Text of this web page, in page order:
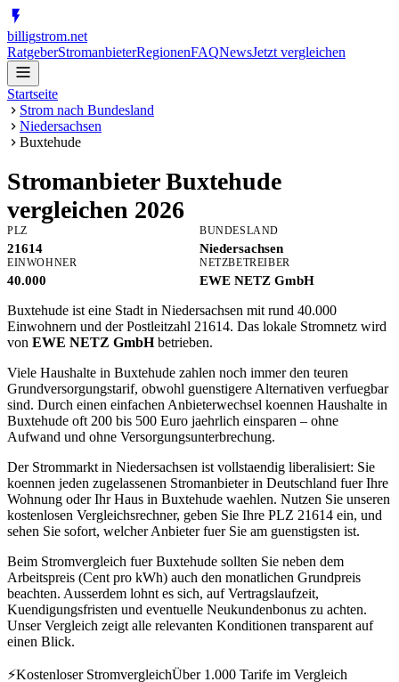
billigstrom.net
RatgeberStromanbieterRegionenFAQNewsJetzt vergleichen
Startseite
Strom nach Bundesland
Niedersachsen
Buxtehude
StromanbieterBuxtehude
vergleichen 2026
PLZ
21614
BUNDESLAND
Niedersachsen
EINWOHNER
40.000
NETZBETREIBER
EWE NETZ GmbH
Buxtehude ist eine Stadt in Niedersachsen mit rund 40.000
Einwohnern und der Postleitzahl 21614. Das lokale Stromnetz wird
von EWE NETZ GmbHbetrieben.
Viele Haushalte in Buxtehude zahlen noch immer den teuren
Grundversorgungstarif, obwohl guenstigere Alternativen verfuegbar
sind. Durch einen einfachen Anbieterwechsel koennen Haushalte in
Buxtehude oft 200 bis 500 Euro jaehrlich einsparen – ohne
Aufwand und ohne Versorgungsunterbrechung.
Der Strommarkt in Niedersachsen ist vollstaendig liberalisiert: Sie
koennen jeden zugelassenen Stromanbieter in Deutschland fuer Ihre
Wohnung oder Ihr Haus in Buxtehude waehlen. Nutzen Sie unseren
kostenlosen Vergleichsrechner, geben Sie Ihre PLZ 21614 ein, und
sehen Sie sofort, welcher Anbieter fuer Sie am guenstigsten ist.
Beim Stromvergleich fuer Buxtehude sollten Sie neben dem
Arbeitspreis (Cent pro kWh) auch den monatlichen Grundpreis
beachten. Ausserdem lohnt es sich, auf Vertragslaufzeit,
Kuendigungsfristen und eventuelle Neukundenbonus zu achten.
Unser Vergleich zeigt alle relevanten Konditionen transparent auf
einen Blick.
⚡Kostenloser StromvergleichÜber 1.000 Tarife im Vergleich